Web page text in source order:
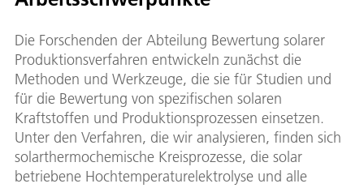
Die Forschenden der Abteilung Bewertung solarer
Produktionsverfahren entwickeln zunächst die
Methoden und Werkzeuge, die sie für Studien und
für die Bewertung von spezifischen solaren
Kraftstoffen und Produktionsprozessen einsetzen.
Unter den Verfahren, die wir analysieren, finden sich
solarthermochemische Kreisprozesse, die solar
betriebene Hochtemperaturelektrolyse und alle